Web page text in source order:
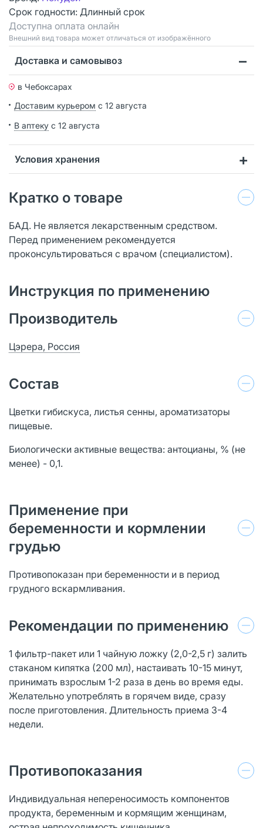
Срок годности: Длинный срок
Доступна оплата онлайн
Bнешний вид товара может отличаться от изображённого
Доставка и самовывоз
в Чебоксарах
Доставим курьером с 12 августа
В аптеку с 12 августа
Условия хранения
Кратко о товаре
БАД. Не является лекарственным средством.
Перед применением рекомендуется
проконсультироваться с врачом (специалистом).
Инструкция по применению
Производитель
Цэрера, Россия
Состав
Цветки гибискуса, листья сенны, ароматизаторы
пищевые.
Биологически активные вещества: антоцианы, % (не
менее) - 0,1.
Применение при
беременности и кормлении
грудью
Противопоказан при беременности и в период
грудного вскармливания.
Рекомендации по применению
1 фильтр-пакет или 1 чайную ложку (2,0-2,5 г) залить
стаканом кипятка (200 мл), настаивать 10-15 минут,
принимать взрослым 1-2 раза в день во время еды.
Желательно употреблять в горячем виде, сразу
после приготовления. Длительность приема 3-4
недели.
Противопоказания
Индивидуальная непереносимость компонентов
продукта, беременным и кормящим женщинам,